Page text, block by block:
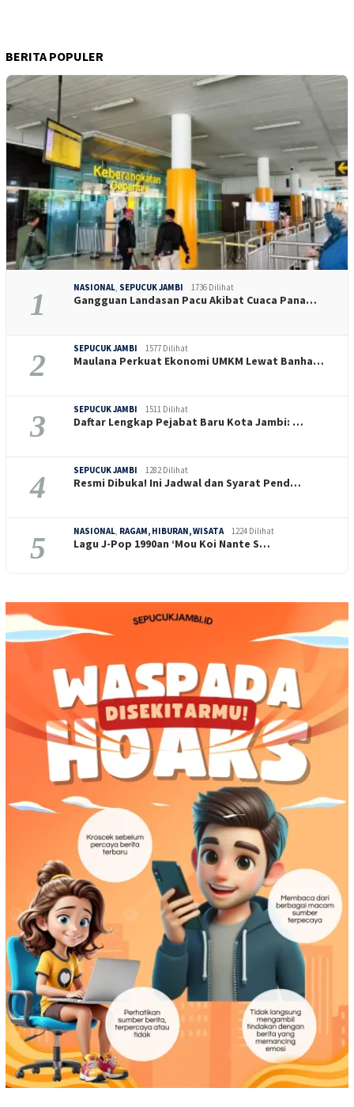
BERITA POPULER
1 NASIONAL, SEPUCUK JAMBI 1736 Dilihat
Gangguan Landasan Pacu Akibat Cuaca Pana…
2 SEPUCUK JAMBI 1577 Dilihat
Maulana Perkuat Ekonomi UMKM Lewat Banha…
3 SEPUCUK JAMBI 1511 Dilihat
Daftar Lengkap Pejabat Baru Kota Jambi: …
4 SEPUCUK JAMBI 1282 Dilihat
Resmi Dibuka! Ini Jadwal dan Syarat Pend…
5 NASIONAL, RAGAM, HIBURAN, WISATA 1224 Dilihat
Lagu J-Pop 1990an ‘Mou Koi Nante S…